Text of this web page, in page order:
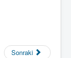
Sonraki